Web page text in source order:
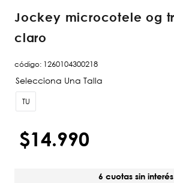
jockey microcotele og trucker verde
claro
código: 1260104300218
TU
$14.990
6 cuotas sin interés